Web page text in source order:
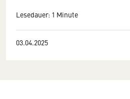
Lesedauer: 1 Minute
03.04.2025